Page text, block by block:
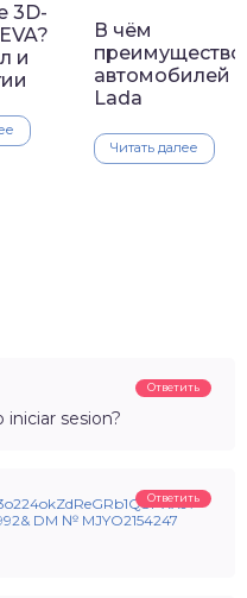
3D-
и
В чём
преимущество
автомобилей
Lada
Читать далее
Ответить
iniciar sesion?
DM № MJYO2154247
Ответить